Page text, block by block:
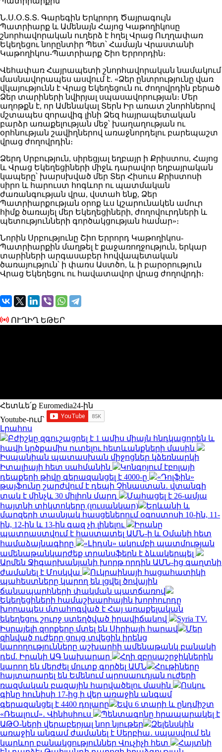
Ն.Ս.Օ.Տ.Տ. Գարեգին Երկրորդ Ծայրագույն
Պատրիարք և Ամենայն Հայոց Կաթողիկոսը
շնորհավորական ուղերձ է հղել Վրաց Ուղղափառ
Եկեղեցու նորընտիր Պետ՝ Համայն Վրաստանի
Կաթողիկոս-Պատրիարք Շիո Երրորդին։
Վեհափառ Հայրապետի շնորհավորական նամակում
մասնավորապես ասվում է. «Ձեր ընտրությունը վառ
վկայությունն է Վրաց Եկեղեցուն ու ժողովրդին բերած
Ձեր տարիների նվիրյալ սպասավորության։ Մեր
աղոթքն է, որ Ամենակալ Տերն Իր առատ շնորհներով
մշտապես զորավիգ լինի Ձեզ հայրապետական
բարձր առաքելության մեջ՝ խաղաղության ու
օրհնության շավիղներով առաջնորդելու բարեպաշտ
վրաց ժողովրդին։
Ձերդ Սրբություն, սիրեցյալ եղբայր ի Քրիստոս, Հայոց
և Վրաց Եկեղեցիների միջև դարավոր եղբայրական
կապերը՝ խարսխված մեր Տեր Հիսուս Քրիստոսի
սիրո և հարուստ հոգևոր ու պատմական
ժառանգության վրա, վստահ ենք, Ձեր
Պատրիարքության օրոք ևս կշարունակեն ամուր
հիմք ծառայել մեր Եկեղեցիների, ժողովուրդների և
պետությունների գործակցության համար»։
Նորին Սրբությունը Շիո Երրորդ Կաթողիկոս-
Պատրիարքին մաղթել է քաջառողջություն, երկար
տարիների արգասաբեր հովվապետական
ծառայություն՝ ի փառս Աստծո, և ի բարօրություն
Վրաց Եկեղեցու ու հավատավոր վրաց ժողովրդի։
ՈՒՂԻՂ ԵԹԵՐ
Հետևե՛ք Euromedia24-ին
Youtube-ում`
Լրահոս
Բժիշկը զգուշացրել է 1 ամիս միայն հնդկացորեն և
հավի կրծքամիս ուտելու հետևանքների մասին
Իսպանիան պատասխան միջոցներ կձեռնարկի
Իտալիայի հետ սահմանին
Կոնգոյում էբոլայի
դեպքերի թիվը գերազանցել է 4000-ը
«Դոլֆին»
թայֆունը շարժվում է դեպի Չինաստան․ վտանգի
տակ է մինչև 30 միլիոն մարդ
Մահացել է 26-ամյա
հայտնի տիկտոկերը (լուսանկար)
Երևանի և
մարզերի տասնյակ հասցեներում օգոստոսի 10-ին, 11-
ին, 12-ին և 13-ին գազ չի լինելու
Իրանը
պատրաստվում է հաստատել ԱՄՆ-ի և Օմանի հետ
համաձայնագիրը
«Լիդսն» ակումբի պատմության
ամենաթանկարժեք տրանսֆերն է ձևակերպել
Արմեն Ջիգարխանյանի խորթ որդին ԱՄՆ-ից գաղտնի
ժամանել է Մոսկվա
Ուկրաինայի հացահատիկի
պահեստները կարող են լցվել ծովային
ճանապարհների փակման պատճառով
Եկեղեցիների համաշխարհային խորհուրդը
խորապես մտահոգված է Հայ առաքելական
եկեղեցու շուրջ ստեղծված իրավիճակով
Syria TV.
Իսրայելի զորքերը մտել են Սիրիայի հարավ
Մեր
զինված ուժերը ցույց տվեցին իրենց
կարողությունները աշխարհի ամենաթանկ բանակի
դեմ. Իրանի ԱԳ նախարար
Հղի զբոսաշրջիկներին
կարող են մերժել մուտք գործել ԱՄՆ
Հութիները
հայտարարել են Եմենում պրոսաուդյան ուժերի
ռազմական բազային հարվածելու մասին
Ոսկու
գինը հունիսի 17-ից ի վեր առաջին անգամ
գերազանցել է 4400 դոլարը
Եվս 6 տարի և ընդմիշտ
«Ռեալում»․ Վինիսիուս
Պենտագոնը հրապարակել է
ԱԹՕ-ների վերաբերյալ նոր նյութեր
Զելենսկին
առաջին անգամ ժամանել է Սերբիա․ սպասվում են
կարևոր բանակցություններ Վուչիչի հետ
Հայտնի